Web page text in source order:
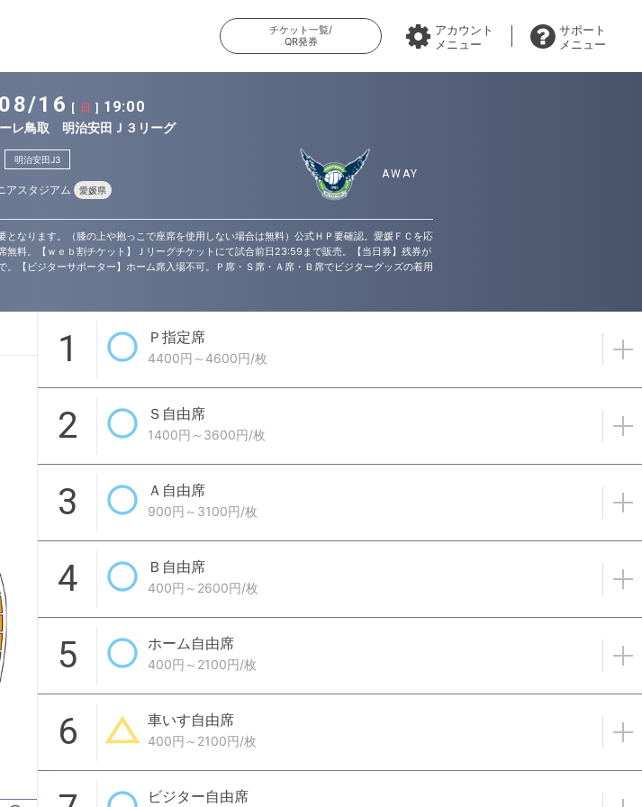
チケット一覧/
QR発券
アカウント
メニュー
サポート
メニュー
16 日 ] 19:00
レ鳥取 明治安田Ｊ３リーグ
明治安田J3
アスタジアム 愛媛県
なります。（膝の上や抱っこで座席を使用しない場合は無料）公式ＨＰ要確認。愛媛ＦＣを応
料。【ｗｅｂ割チケット】Ｊリーグチケットにて試合前日23:59まで販売。【当日券】残券が
【ビジターサポーター】ホーム席入場不可。Ｐ席・Ｓ席・Ａ席・Ｂ席でビジターグッズの着用
1 Ｐ指定席
4400円～4600円/枚
2 Ｓ自由席
1400円～3600円/枚
3 Ａ自由席
900円～3100円/枚
4 Ｂ自由席
400円～2600円/枚
5 ホーム自由席
400円～2100円/枚
6 車いす自由席
400円～2100円/枚
ビジター自由席